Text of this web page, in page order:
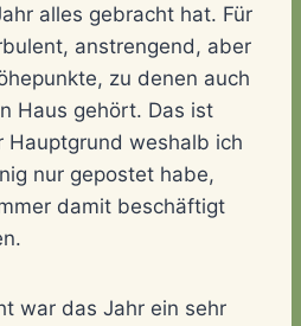
alles gebracht hat. Für
anstrengend, aber
zu denen auch
Haus gehört. Das ist
Hauptgrund weshalb ich
nur gepostet habe,
damit beschäftigt
war das Jahr ein sehr